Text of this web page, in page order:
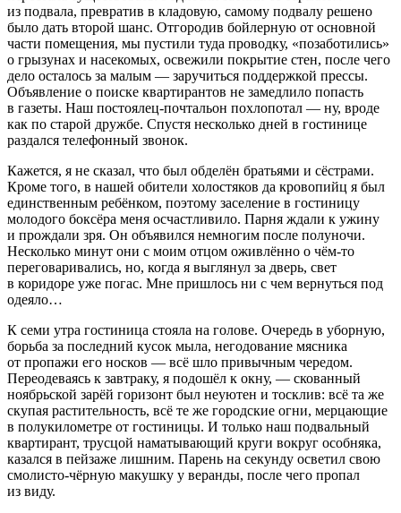
из подвала, превратив в кладовую, самому подвалу решено
было дать второй шанс. Отгородив бойлерную от основной
части помещения, мы пустили туда проводку, «позаботились»
о грызунах и насекомых, освежили покрытие стен, после чего
дело осталось за малым — заручиться поддержкой прессы.
Объявление о поиске квартирантов не замедлило попасть
в газеты. Наш постоялец-почтальон похлопотал — ну, вроде
как по старой дружбе. Спустя несколько дней в гостинице
раздался телефонный звонок.
Кажется, я не сказал, что был обделён братьями и сёстрами.
Кроме того, в нашей обители холостяков да кровопийц я был
единственным ребёнком, поэтому заселение в гостиницу
молодого боксёра меня осчастливило. Парня ждали к ужину
и прождали зря. Он объявился немногим после полуночи.
Несколько минут они с моим отцом оживлённо о чём-то
переговаривались, но, когда я выглянул за дверь, свет
в коридоре уже погас. Мне пришлось ни с чем вернуться под
одеяло…
К семи утра гостиница стояла на голове. Очередь в уборную,
борьба за последний кусок мыла, негодование мясника
от пропажи его носков — всё шло привычным чередом.
Переодеваясь к завтраку, я подошёл к окну, — скованный
ноябрьской зарёй горизонт был неуютен и тосклив: всё та же
скупая растительность, всё те же городские огни, мерцающие
в полукилометре от гостиницы. И только наш подвальный
квартирант, трусцой наматывающий круги вокруг особняка,
казался в пейзаже лишним. Парень на секунду осветил свою
смолисто-чёрную макушку у веранды, после чего пропал
из виду.